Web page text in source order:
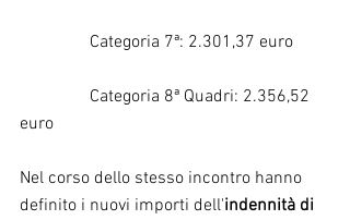
                Categoria 7ª: 2.301,37 euro
euro
Nel corso dello stesso incontro hanno
definito i nuovi importi dell'indennità di